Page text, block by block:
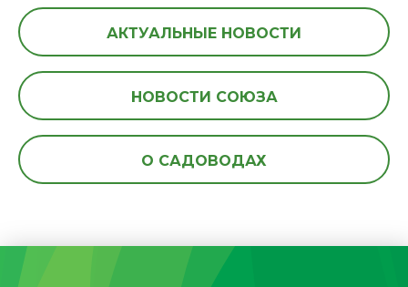
АКТУАЛЬНЫЕ НОВОСТИ
НОВОСТИ СОЮЗА
О САДОВОДАХ